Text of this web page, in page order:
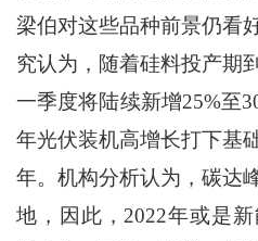
梁伯对这些品种前景仍看
究认为，随着硅料投产期
一季度将陆续新增25%至
年光伏装机高增长打下基
年。机构分析认为，碳达
地，因此，2022年或是